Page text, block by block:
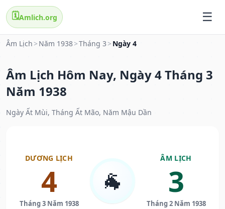
🗓️Amlich.org
Âm Lịch > Năm 1938>Tháng 3 > Ngày 4
Âm Lịch Hôm Nay, Ngày 4 Tháng 3
Năm 1938
Ngày Ất Mùi, Tháng Ất Mão, Năm Mậu Dần
DƯƠNG LỊCH
4
Tháng 3 Năm 1938
🐐
ÂM LỊCH
3
Tháng 2 Năm 1938